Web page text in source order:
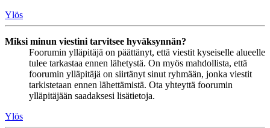
Ylös
Miksi minun viestini tarvitsee hyväksynnän?
Foorumin ylläpitäjä on päättänyt, että viestit kyseiselle alueelle
tulee tarkastaa ennen lähetystä. On myös mahdollista, että
foorumin ylläpitäjä on siirtänyt sinut ryhmään, jonka viestit
tarkistetaan ennen lähettämistä. Ota yhteyttä foorumin
ylläpitäjään saadaksesi lisätietoja.
Ylös